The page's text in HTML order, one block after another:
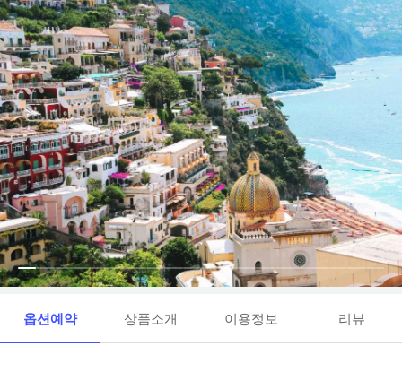
옵션예약 상품소개 이용정보 리뷰